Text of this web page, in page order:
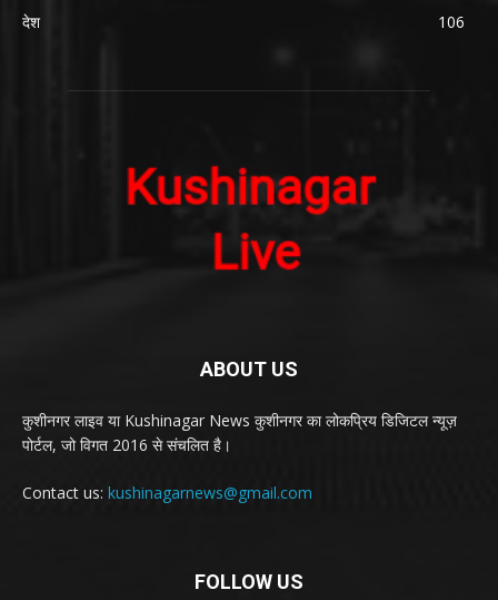
देश
106
ABOUT US
कुशीनगर लाइव या Kushinagar News कुशीनगर का लोकप्रिय डिजिटल न्यूज़
पोर्टल, जो विगत 2016 से संचलित है।
Contact us: kushinagarnews@gmail.com
FOLLOW US